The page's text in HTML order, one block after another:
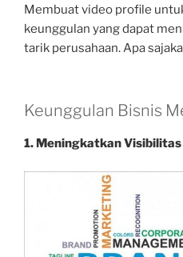
Membuat video profile
keunggulan yang dapat
tarik perusahaan. Apa
Keunggulan Bisnis
1. Meningkatkan